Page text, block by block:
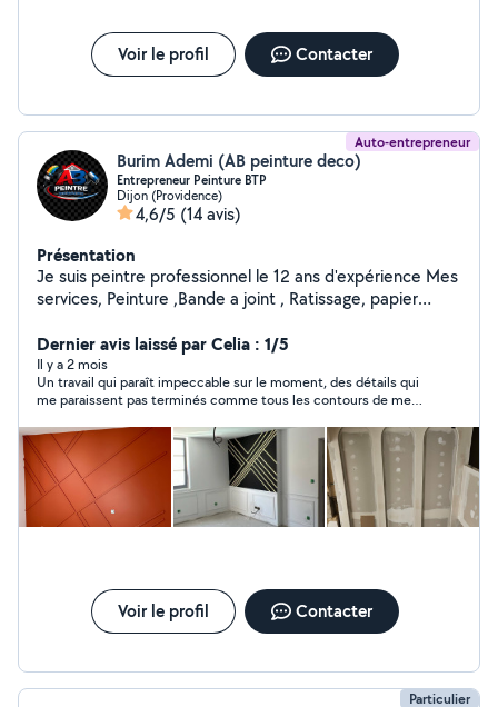
Voir le profil Contacter
Auto-entrepreneur
Burim Ademi (AB peinture deco)
Entrepreneur Peinture BTP
Dijon (Providence)
4,6/5 (14 avis)
Présentation
Je suis peintre professionnel le 12 ans d'expérience Mes
services, Peinture ,Bande a joint , Ratissage, papier
Dernier avis laissé par Celia : 1/5
Il y a 2 mois
Un travail qui paraît impeccable sur le moment, des détails qui
me paraissent pas terminés comme tous les contours de mes
souhaite une reprise, il revient mais c’est bien pire. J’ai fait
l’erreur de payer car j’ai fait confiance. J’y ait perdu mon argent
car tous mes spots sont à reprendre. Je vais signaler cet
incident.
Voir le profil Contacter
Particulier